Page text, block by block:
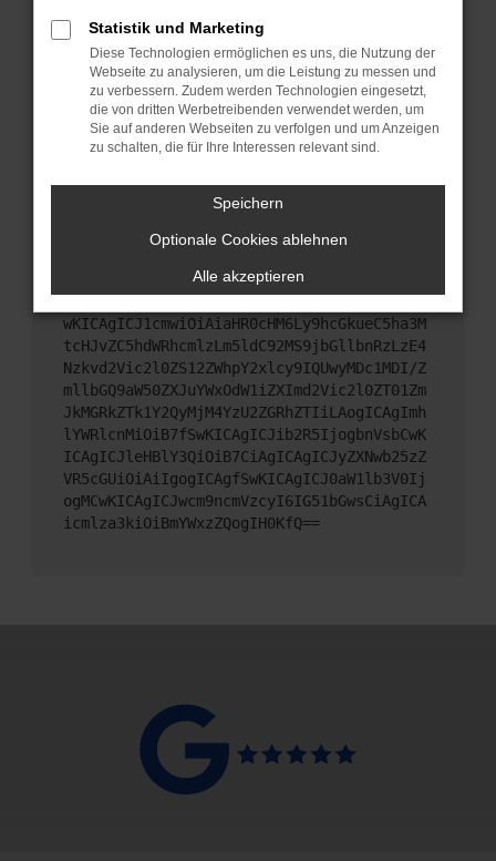
Sicherheitsrisiko, sondern kann auch dazu führen,
dass bestimmte Funktionen nicht mehr
unterstützt werden.
Wende dich an den Webseitenbetreiber.
Wenn du alle oben genannten Schritte versucht
hast, kontaktiere uns bitte. Wir werden versuchen,
das Problem zu beheben. Du kannst uns diesen
Text schicken, um uns bei der Fehlersuche zu
unterstützen:
ewogICJuYW1lIjogIk5ldHdvcmtFcnJvciIsCiAgI
mNvbmZpZyI6IHsKICAgICJtZXRob2QiOiAiR0VUIi
wKICAgICJ1cmwiOiAiaHR0cHM6Ly9hcGkueC5ha3M
tcHJvZC5hdWRhcmlzLm5ldC92MS9jbGllbnRzLzE4
Nzkvd2Vic2l0ZS12ZWhpY2xlcy9IQUwyMDc1MDI/Z
mllbGQ9aW50ZXJuYWxOdW1iZXImd2Vic2l0ZT01Zm
JkMGRkZTk1Y2QyMjM4YzU2ZGRhZTIiLAogICAgImh
lYWRlcnMiOiB7fSwKICAgICJib2R5IjogbnVsbCwK
ICAgICJleHBlY3QiOiB7CiAgICAgICJyZXNwb25zZ
VR5cGUiOiAiIgogICAgfSwKICAgICJ0aW1lb3V0Ij
ogMCwKICAgICJwcm9ncmVzcyI6IG51bGwsCiAgICA
icmlza3kiOiBmYWxzZQogIH0KfQ==
Statistik und Marketing
Diese Technologien ermöglichen es uns, die Nutzung der
Webseite zu analysieren, um die Leistung zu messen und
zu verbessern. Zudem werden Technologien eingesetzt,
die von dritten Werbetreibenden verwendet werden, um
Sie auf anderen Webseiten zu verfolgen und um Anzeigen
zu schalten, die für Ihre Interessen relevant sind.
Speichern
Optionale Cookies ablehnen
Alle akzeptieren